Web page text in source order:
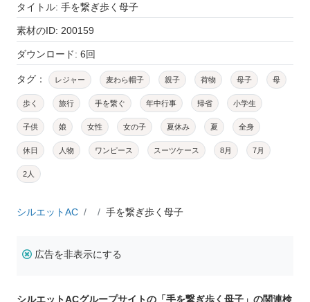
タイトル: 手を繋ぎ歩く母子
素材のID: 200159
ダウンロード: 6回
タグ： レジャー 麦わら帽子 親子 荷物 母子 母
歩く 旅行 手を繋ぐ 年中行事 帰省 小学生
子供 娘 女性 女の子 夏休み 夏 全身
休日 人物 ワンピース スーツケース 8月 7月
2人
シルエットAC 手を繋ぎ歩く母子
広告を非表示にする
シルエットACグループサイトの「手を繋ぎ歩く母子」の関連検